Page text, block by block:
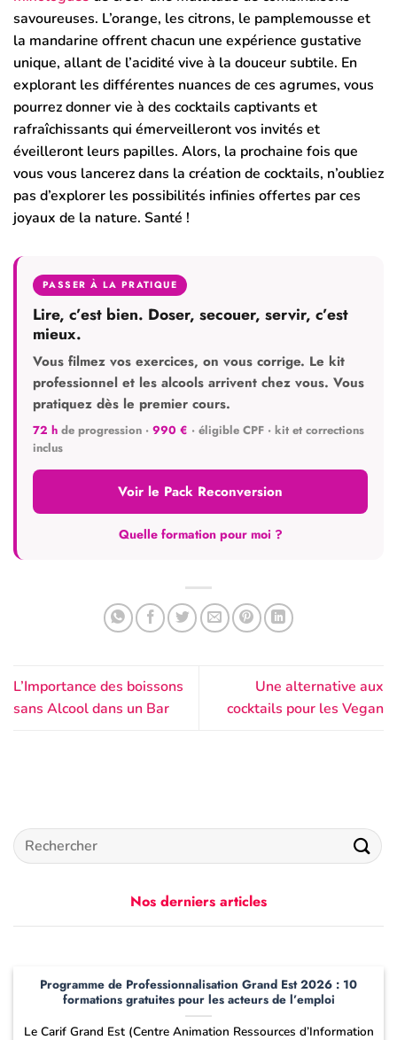
savoureuses. L’orange, les citrons, le pamplemousse et
la mandarine offrent chacun une expérience gustative
unique, allant de l’acidité vive à la douceur subtile. En
explorant les différentes nuances de ces agrumes, vous
pourrez donner vie à des cocktails captivants et
rafraîchissants qui émerveilleront vos invités et
éveilleront leurs papilles. Alors, la prochaine fois que
vous vous lancerez dans la création de cocktails, n’oubliez
pas d’explorer les possibilités infinies offertes par ces
joyaux de la nature. Santé !
PASSER À LA PRATIQUE
Lire, c’est bien. Doser, secouer, servir, c’est
mieux.
Vous filmez vos exercices, on vous corrige. Le kit
professionnel et les alcools arrivent chez vous. Vous
pratiquez dès le premier cours.
72 h de progression · 990 € · éligible CPF · kit et corrections
inclus
Voir le Pack Reconversion
Quelle formation pour moi ?
L’Importance des boissons
sans Alcool dans un Bar
Une alternative aux
cocktails pour les Vegan
Nos derniers articles
Programme de Professionnalisation Grand Est 2026 : 10
formations gratuites pour les acteurs de l’emploi
Le Carif Grand Est (Centre Animation Ressources d’Information